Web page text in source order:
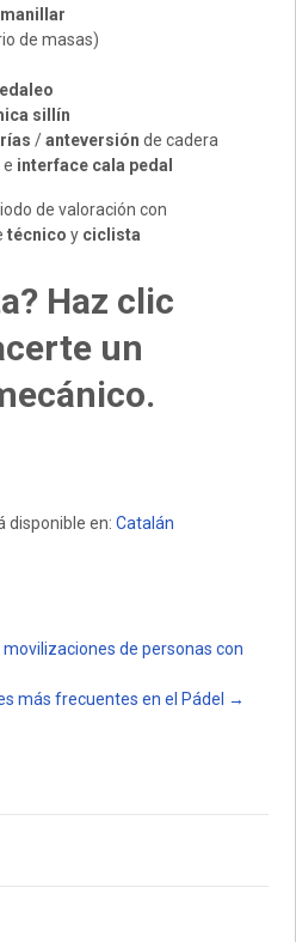
de masas)
sillín
/anteversión de cadera
e interface cala pedal
de valoración con
técnico y ciclista
Haz clic
un
disponible en: Catalán
de personas con
más frecuentes en el Pádel →